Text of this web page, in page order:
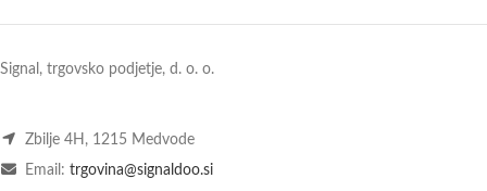
Signal, trgovsko podjetje, d. o. o.
Zbilje 4H, 1215 Medvode
Email: trgovina@signaldoo.si